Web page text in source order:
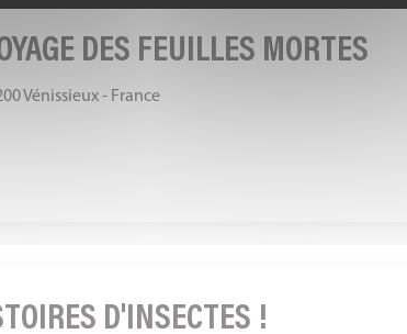
DES FEUILLES MORTES
Vénissieux - France
D'INSECTES !